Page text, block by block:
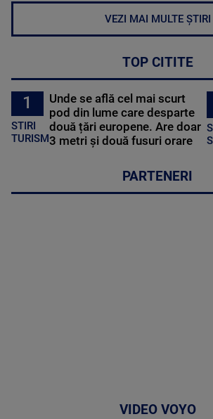
VEZI MAI MULTE ȘTIRI
TOP CITITE
1
STIRI
TURISM
Unde se află cel mai scurt
pod din lume care desparte
două țări europene. Are doar
3 metri și două fusuri orare
PARTENERI
VIDEO VOYO